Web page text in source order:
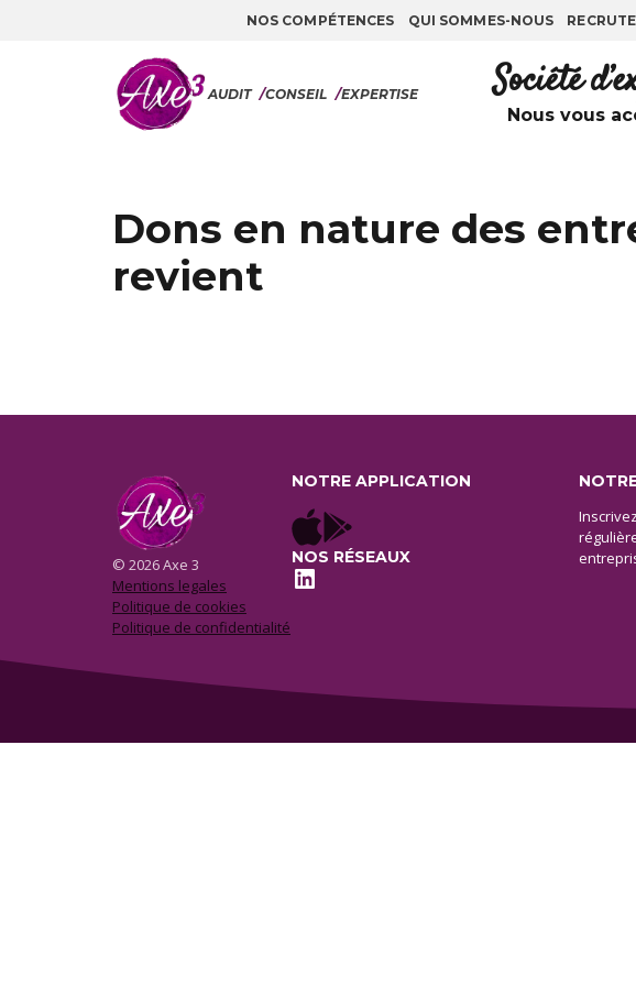
NOS COMPÉTENCES QUI SOMMES-NOUS
AUDIT /CONSEIL /EXPERTISE Société
Nous vous
Dons en nature des
revient
© 2026 Axe 3
Mentions legales
Politique de cookies
Politique de confidentialité
NOTRE APPLICATION
NOS RÉSEAUX
LinkedIn